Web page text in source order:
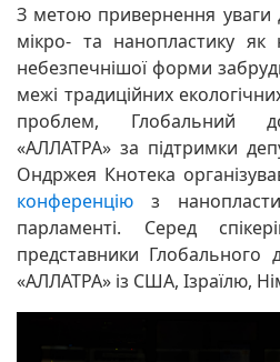
З метою привернення уваги
мікро- та нанопластику як
небезпечнішої форми
межі традиційних
проблем, Глобальний
«АЛЛАТРА» за підтримки
Ондржея Кнотека
конференцію з
парламенті. Серед
представники Глобального
«АЛЛАТРА» із США, Ізраїлю,